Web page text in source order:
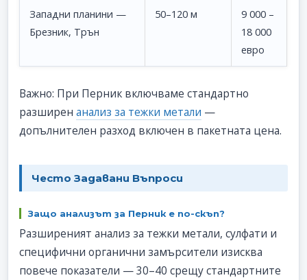
Западни планини —
Брезник, Трън
50–120 м
9 000 –
18 000
евро
Важно: При Перник включваме стандартно
разширенанализ за тежки метали —
допълнителен разход включен в пакетната цена.
Честo Задавани Въпроси
Защо анализът за Перник е по-скъп?
Разширеният анализ за тежки метали, сулфати и
специфични органични замърсители изисква
повече показатели — 30–40 срещу стандартните